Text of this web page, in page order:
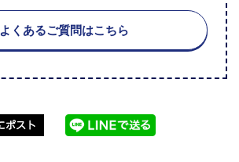
よくあるご質問はこちら